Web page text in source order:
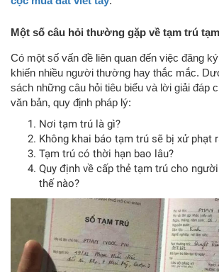
Một số câu hỏi thường gặp về tạm trú
Có một số vấn đề liên quan đến việc đăng ký
khiến nhiều người thường hay thắc mắc.
sách những câu hỏi tiêu biểu và lời giải đáp
văn bản, quy định pháp lý:
Nơi tạm trú là gì?
Không khai báo tạm trú sẽ bị xử phạt
Tạm trú có thời hạn bao lâu?
Quy định về cấp thẻ tạm trú cho
thế nào?